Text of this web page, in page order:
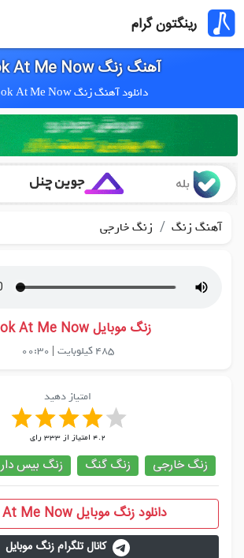
رینگتون گرام
آهنگ زنگ Look At Me Now
دانلود آهنگ زنگ Look At Me Now
آهنگ زنگ / زنگ خارجی
زنگ موبایل Look At Me Now
485 کیلوبایت |
00:30
امتیاز دهید
4.2 امتیاز از333رای
زنگ خارجی زنگ گنگ زنگ بیس دار
دانلود زنگ موبایل Look At Me Now
کانال تلگرام زنگ موبایل